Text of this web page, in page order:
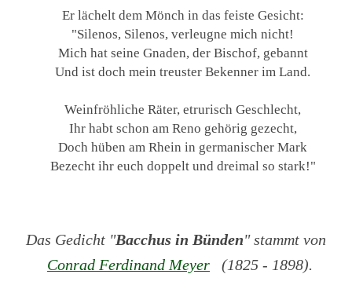
Er lächelt dem Mönch in das feiste Gesicht:
"Silenos, Silenos, verleugne mich nicht!
Mich hat seine Gnaden, der Bischof, gebannt
Und ist doch mein treuster Bekenner im Land.
Weinfröhliche Räter, etrurisch Geschlecht,
Ihr habt schon am Reno gehörig gezecht,
Doch hüben am Rhein in germanischer Mark
Bezecht ihr euch doppelt und dreimal so stark!"
Das Gedicht "Bacchus in Bünden" stammt von
Conrad Ferdinand Meyer (1825 - 1898).